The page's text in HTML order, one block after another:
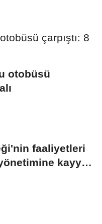
otobüsü
faaliyetleri
kayyım